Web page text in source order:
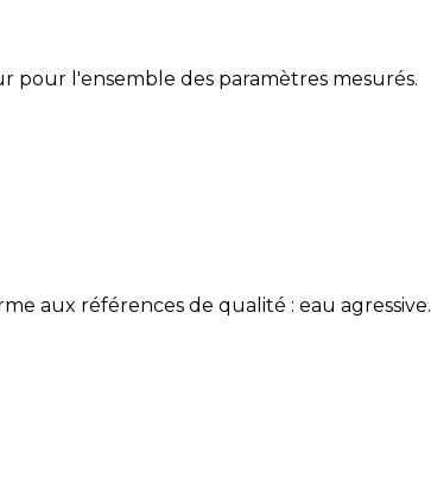
pour l'ensemble des paramètres mesurés.
aux références de qualité : eau agressive.